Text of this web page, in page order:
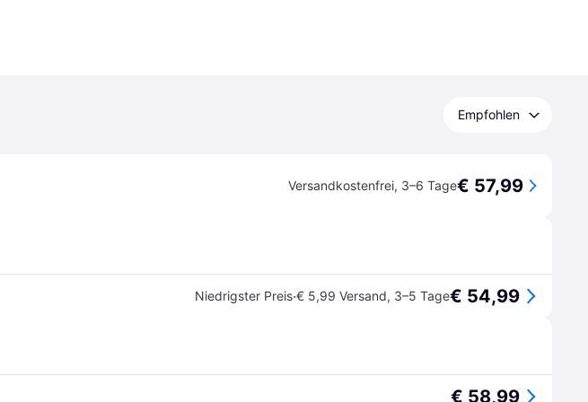
Empfohlen
Versandkostenfrei, 3–6 Tage€ 57,99
Niedrigster Preis·€ 5,99 Versand, 3–5 Tage€ 54,99
€ 58,99